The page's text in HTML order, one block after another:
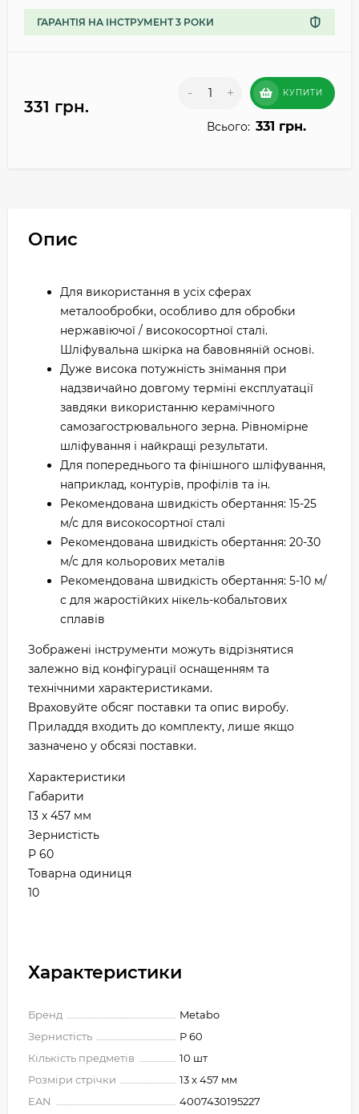
ГАРАНТІЯ НА ІНСТРУМЕНТ 3 РОКИ
331 грн.
- + КУПИТИ
Всього: 331 грн.
Опис
Для використання в усіх сферах
металообробки, особливо для обробки
нержавіючої / високосортної сталі.
Шліфувальна шкірка на бавовняній основі.
Дуже висока потужність знімання при
надзвичайно довгому терміні експлуатації
завдяки використанню керамічного
самозагострювального зерна. Рівномірне
шліфування і найкращі результати.
Для попереднього та фінішного шліфування,
наприклад, контурів, профілів та ін.
Рекомендована швидкість обертання: 15-25
м/с для високосортної сталі
Рекомендована швидкість обертання: 20-30
м/с для кольорових металів
Рекомендована швидкість обертання: 5-10 м/
с для жаростійких нікель-кобальтових
сплавів
Зображені інструменти можуть відрізнятися
залежно від конфігурації оснащенням та
технічними характеристиками.
Враховуйте обсяг поставки та опис виробу.
Приладдя входить до комплекту, лише якщо
зазначено у обсязі поставки.
Характеристики
Габарити
13 x 457 мм
Зернистість
P 60
Товарна одиниця
10
Характеристики
Бренд
Metabo
Зернистість
Р 60
Кількість предметів
10 шт
Розміри стрічки
13 x 457 мм
EAN
4007430195227